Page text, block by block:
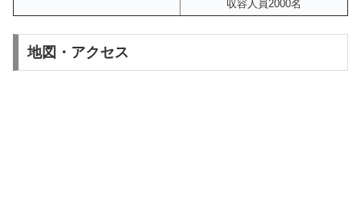
収容人員2000名
地図・アクセス